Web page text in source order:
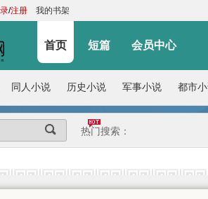
/注册 我的书架
首页 短篇 会员中心
同人小说 历史小说 军事小说 都市
热门搜索：